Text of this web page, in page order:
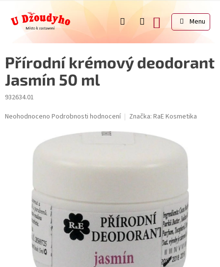
obsah
NÁKUPNÍ
KOŠÍK
Přírodní krémový deodorant
Jasmín 50 ml
932634.01
Průměrné
Neohodnoceno Podrobnosti hodnocení Značka: RaE Kosmetika